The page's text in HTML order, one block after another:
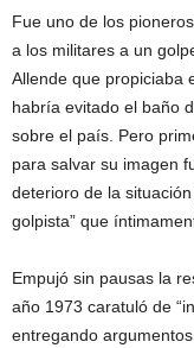
Fue uno de los
a los militares a un
Allende que propiciaba
habría evitado el baño
sobre el país. Pero
para salvar su imagen
deterioro de la
golpista” que
Empujó sin pausas la
año 1973 caratuló de
entregando